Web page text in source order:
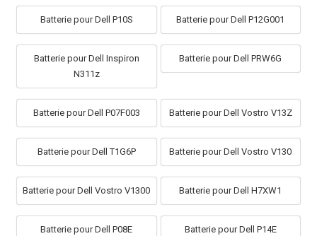
Batterie pour Dell P10S Batterie pour Dell P12G001
Batterie pour Dell Inspiron
N311z
Batterie pour Dell PRW6G
Batterie pour Dell P07F003 Batterie pour Dell Vostro V13Z
Batterie pour Dell T1G6P Batterie pour Dell Vostro V130
Batterie pour Dell Vostro V1300 Batterie pour Dell H7XW1
Batterie pour Dell P08E Batterie pour Dell P14E